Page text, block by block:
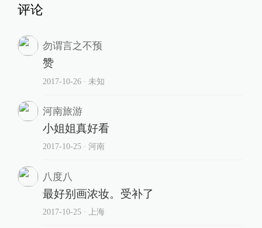
评论
勿谓言之不预
赞
2017-10-26∙ 未知
河南旅游
小姐姐真好看
2017-10-25∙ 河南
八度八
最好别画浓妆。受补了
2017-10-25∙ 上海